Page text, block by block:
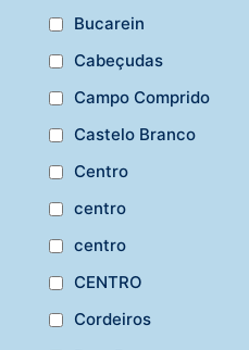
Bucarein
Cabeçudas
Campo Comprido
Castelo Branco
Centro
centro
centro
CENTRO
Cordeiros